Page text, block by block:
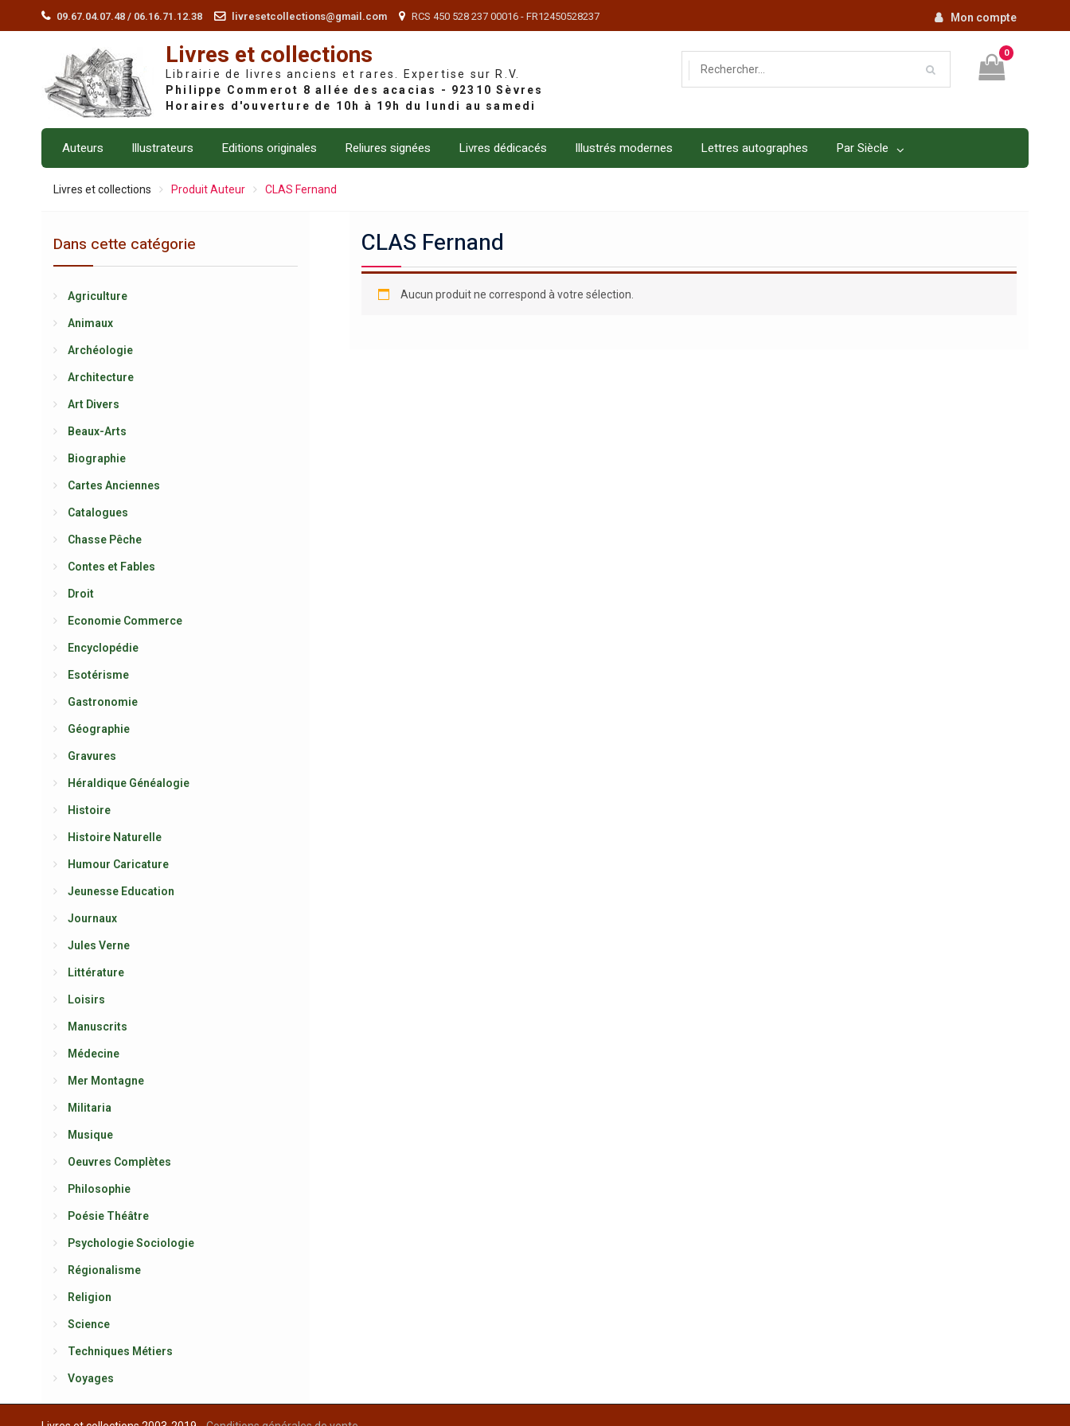
09.67.04.07.48 / 06.16.71.12.38 livresetcollections@gmail.com RCS 450 528 237 00016 - FR12450528237 Mon compte
Livres et collections
Librairie de livres anciens et rares. Expertise sur R.V.
0
Auteurs Illustrateurs Editions originales Reliures signées Livres dédicacés Illustrés modernes Lettres autographes Par Siècle
Livres et collections Produit Auteur CLAS Fernand
CLAS Fernand
Aucun produit ne correspond à votre sélection.
Dans cette catégorie
Agriculture
Animaux
Archéologie
Architecture
Art Divers
Beaux-Arts
Biographie
Cartes Anciennes
Catalogues
Chasse Pêche
Contes et Fables
Droit
Economie Commerce
Encyclopédie
Esotérisme
Gastronomie
Géographie
Gravures
Héraldique Généalogie
Histoire
Histoire Naturelle
Humour Caricature
Jeunesse Education
Journaux
Jules Verne
Littérature
Loisirs
Manuscrits
Médecine
Mer Montagne
Militaria
Musique
Oeuvres Complètes
Philosophie
Poésie Théâtre
Psychologie Sociologie
Régionalisme
Religion
Science
Techniques Métiers
Voyages